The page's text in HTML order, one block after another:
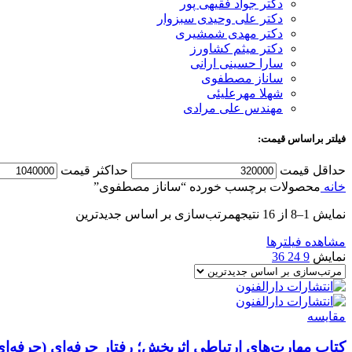
دکتر جواد فقیهی پور
دکتر علی وحیدی سبزوار
دکتر مهدی شمشیری
دکتر میثم کشاورز
سارا حسینی ارانی
ساناز مصطفوی
شهلا مهرعلیئی
مهندس علی مرادی
فیلتر براساس قیمت:
حداقل قیمت حداکثر قیمت
خانه محصولات برچسب خورده “ساناز مصطفوی”
نمایش 1–8 از 16 نتیجه مرتب‌سازی بر اساس جدیدترین
مشاهده فیلترها
نمایش 9
24
36
مقایسه
کتاب مهارت‌های ارتباطی اثربخش؛ رفتار حرفه‌ای